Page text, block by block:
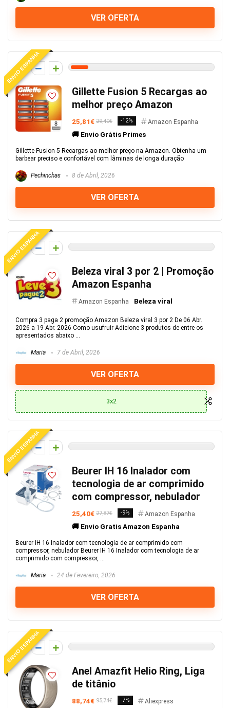
VER OFERTA
ENVIO ESPANHA
6
Gillette Fusion 5 Recargas ao
melhor preço Amazon
25,81€ 29,40€ -12% Amazon Espanha
🚚 Envio Grátis Primes
Gillette Fusion 5 Recargas ao melhor preço na Amazon. Obtenha um
barbear preciso e confortável com lâminas de longa duração
Pechinchas 8 de Abril, 2026
VER OFERTA
ENVIO ESPANHA
0
Beleza viral 3 por 2 | Promoção
Amazon Espanha
Amazon Espanha Beleza viral
Compra 3 paga 2 promoção Amazon Beleza viral 3 por 2 De 06 Abr.
2026 a 19 Abr. 2026 Como usufruir Adicione 3 produtos de entre os
apresentados abaixo ...
Maria 7 de Abril, 2026
VER OFERTA
3x2
ENVIO ESPANHA
0
Beurer IH 16 Inalador com
tecnologia de ar comprimido
com compressor, nebulador
25,40€ 27,87€ -9% Amazon Espanha
🚚 Envio Gratis Amazon Espanha
Beurer IH 16 Inalador com tecnologia de ar comprimido com
compressor, nebulador Beurer IH 16 Inalador com tecnologia de ar
comprimido com compressor, ...
Maria 24 de Fevereiro, 2026
VER OFERTA
ENVIO ESPANHA
0
Anel Amazfit Helio Ring, Liga
de titânio
88,74€ 95,74€ -7% Aliexpress